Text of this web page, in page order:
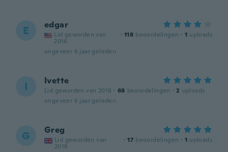
E edgar
Lid geworden van
2016
· 118 beoordelingen · 1 uploads
ongeveer 6 jaar geleden
I Ivette
Lid geworden van 2016 · 68 beoordelingen · 2 uploads
ongeveer 6 jaar geleden
G Greg
Lid geworden van
2018
· 17 beoordelingen · 1 uploads